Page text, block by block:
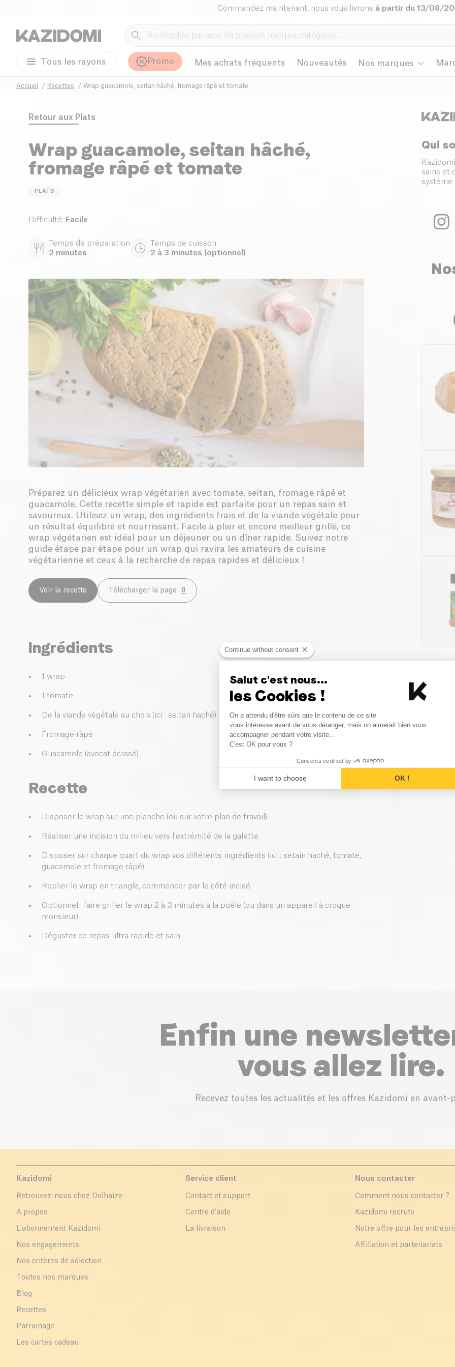
Commandez maintenant, nous vous livrons à partir du 13/08/
Tous les rayons Promo Mes achats fréquents Nouveautés Nos marques
Accueil Recettes Wrap guacamole, seitan hâché, fromage râpé et tomate
Retour aux Plats
Wrap guacamole, seitan hâché,
fromage râpé et tomate
PLATS
Difficulté: Facile
Temps de préparation
2 minutes
Temps de cuisson
2 à 3 minutes (optionnel)
Préparez un délicieux wrap végétarien avec tomate, seitan, fromage râpé et
guacamole. Cette recette simple et rapide est parfaite pour un repas sain et
savoureux. Utilisez un wrap, des ingrédients frais et de la viande végétale pour
un résultat équilibré et nourrissant. Facile à plier et encore meilleur grillé, ce
wrap végétarien est idéal pour un déjeuner ou un dîner rapide. Suivez notre
guide étape par étape pour un wrap qui ravira les amateurs de cuisine
végétarienne et ceux à la recherche de repas rapides et délicieux !
Voir la recette Télécharger la page
Ingrédients
1 wrap
1 tomate
De la viande végétale au choix (ici : seitan haché)
Fromage râpé
Guacamole (avocat écrasé)
Recette
Disposer le wrap sur une planche (ou sur votre plan de travail).
Réaliser une incision du milieu vers l'extrémité de la galette.
Disposer sur chaque quart du wrap vos différents ingrédients (ici : setain haché, tomate,
guacamole et fromage râpé).
Replier le wrap en triangle, commencer par le côté incisé.
Optionnel : faire griller le wrap 2 à 3 minutes à la poêle (ou dans un appareil à croque-
monsieur).
Déguster ce repas ultra rapide et sain.
Qui
sains et
système
Enfin une
vous allez lire.
Recevez toutes les actualités et les offres Kazidomi en avant-
Kazidomi
Retrouvez-nous chez Delhaize
A propos
L'abonnement Kazidomi
Nos engagements
Nos critères de sélection
Toutes nos marques
Blog
Recettes
Parrainage
Les cartes cadeau
Service client
Contact et support
Centre d'aide
La livraison
Nous contacter
Comment nous contacter ?
Kazidomi recrute
Notre offre pour les
Affiliation et partenariats
Continue without consent
Salut c'est nous...
les Cookies !
Consent Management
On a attendu d'être sûrs que le contenu de ce site
vous intéresse avant de vous déranger, mais on aimerait bien vous
accompagner pendant votre visite...
C'est OK pour vous ?
Consents certified by
I want to choose OK !
Axeptio consent